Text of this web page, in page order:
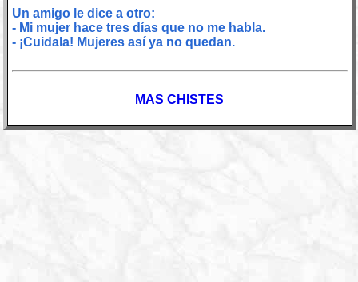
Un amigo le dice a otro:
- Mi mujer hace tres días que no me habla.
- ¡Cuidala! Mujeres así ya no quedan.
MAS CHISTES